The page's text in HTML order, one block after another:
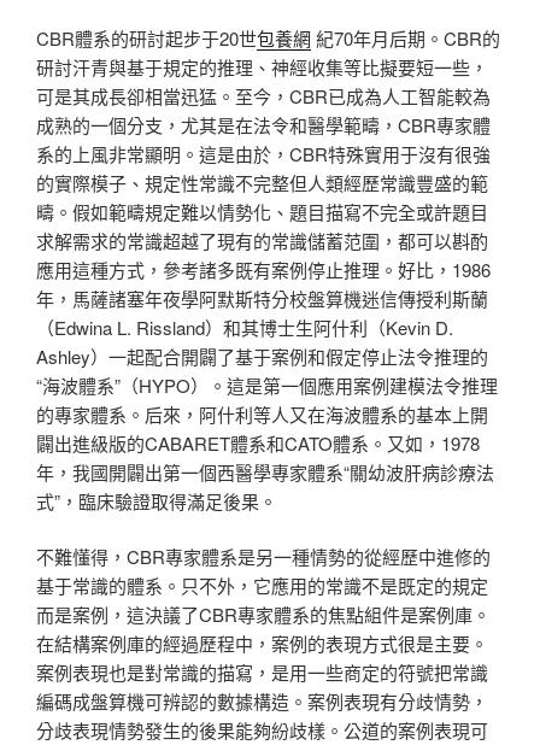
CBR體系的研討起步于20世包養網 紀70年月后期。CBR的
研討汗青與基于規定的推理、神經收集等比擬要短一些，
可是其成長卻相當迅猛。至今，CBR已成為人工智能較為
成熟的一個分支，尤其是在法令和醫學範疇，CBR專家體
系的上風非常顯明。這是由於，CBR特殊實用于沒有很強
的實際模子、規定性常識不完整但人類經歷常識豐盛的範
疇。假如範疇規定難以情勢化、題目描寫不完全或許題目
求解需求的常識超越了現有的常識儲蓄范圍，都可以斟酌
應用這種方式，參考諸多既有案例停止推理。好比，1986
年，馬薩諸塞年夜學阿默斯特分校盤算機迷信傳授利斯蘭
（Edwina L. Rissland）和其博士生阿什利（Kevin D.
Ashley）一起配合開闢了基于案例和假定停止法令推理的
“海波體系”（HYPO）。這是第一個應用案例建模法令推理
的專家體系。后來，阿什利等人又在海波體系的基本上開
闢出進級版的CABARET體系和CATO體系。又如，1978
年，我國開闢出第一個西醫學專家體系“關幼波肝病診療法
式”，臨床驗證取得滿足後果。
不難懂得，CBR專家體系是另一種情勢的從經歷中進修的
基于常識的體系。只不外，它應用的常識不是既定的規定
而是案例，這決議了CBR專家體系的焦點組件是案例庫。
在結構案例庫的經過歷程中，案例的表現方式很是主要。
案例表現也是對常識的描寫，是用一些商定的符號把常識
編碼成盤算機可辨認的數據構造。案例表現有分歧情勢，
分歧表現情勢發生的後果能夠紛歧樣。公道的案例表現可